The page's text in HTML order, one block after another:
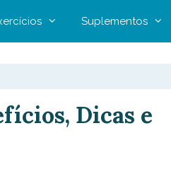
Suplementos
Dicas e